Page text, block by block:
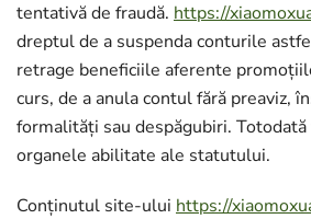
tentativă de fraudă. https://
dreptul de a suspenda conturile
retrage beneficiile aferente
curs, de a anula contul fără preaviz,
formalități sau despăgubiri.
organele abilitate ale statutului.
Conținutul site-ului https://